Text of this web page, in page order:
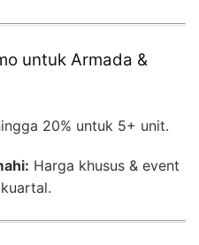
untuk Armada &
20% untuk 5+ unit.
Harga khusus & event